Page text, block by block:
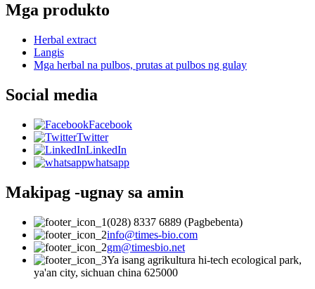
Mga produkto
Herbal extract
Langis
Mga herbal na pulbos, prutas at pulbos ng gulay
Social media
Facebook
Twitter
LinkedIn
whatsapp
Makipag -ugnay sa amin
(028) 8337 6889 (Pagbebenta)
info@times-bio.com
gm@timesbio.net
Ya isang agrikultura hi-tech ecological park,
ya'an city, sichuan china 625000